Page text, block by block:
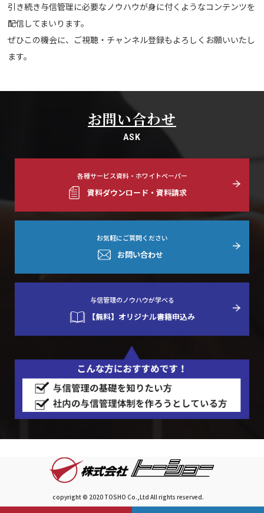
引き続き与信管理に必要なノウハウが身に付くようなコンテンツを
配信してまいります。
ぜひこの機会に、ご視聴・チャンネル登録もよろしくお願いいたし
ます。
お問い合わせ
ASK
各種サービス資料・ホワイトペーパー
資料ダウンロード・資料請求
お気軽にご質問ください
お問い合わせ
与信管理のノウハウが学べる
【無料】オリジナル書籍申込み
copyright © 2020 TOSHO Co.,Ltd All rights reserved.